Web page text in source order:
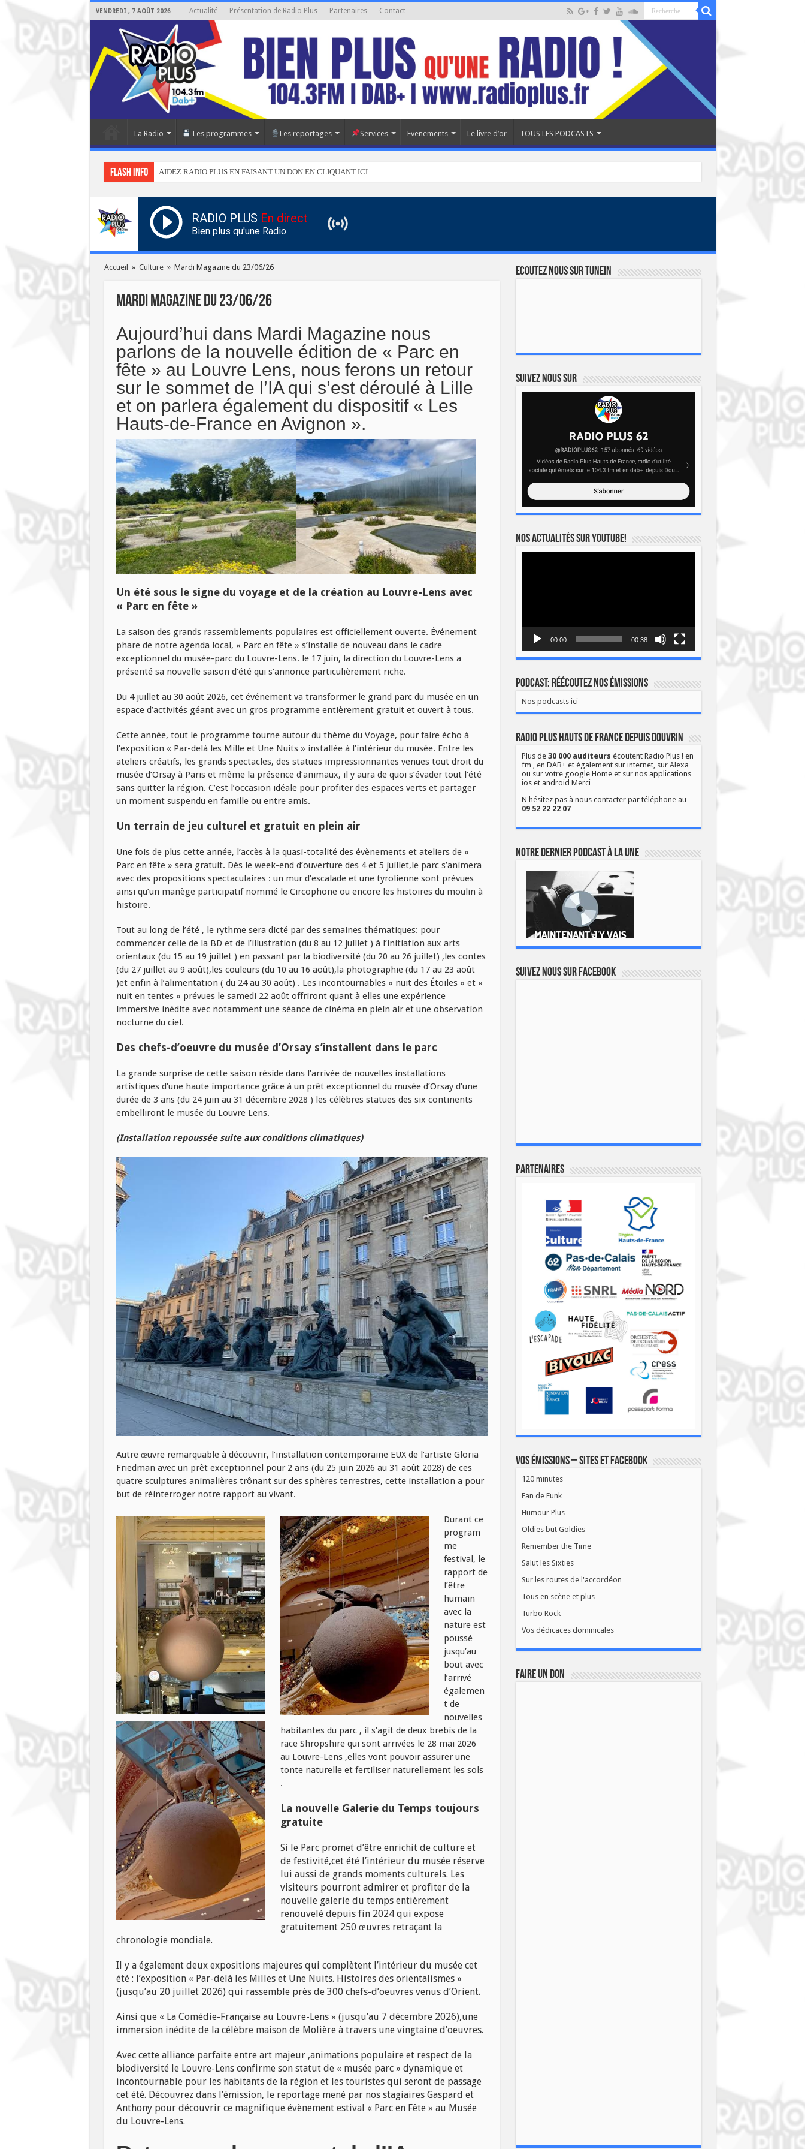
VENDREDI , 7 AOÛT 2026 Actualité Présentation de Radio Plus Partenaires Contact
La Radio Les programmes Les reportages Services Evenements Le livre d’or TOUS LES PODCASTS
Flash info AIDEZ RADIO PLUS EN FAISANT UN DON EN CLIQUANT ICI
RADIO PLUS En direct
Bien plus qu'une Radio
Accueil » Culture » Mardi Magazine du 23/06/26
Mardi Magazine du 23/06/26
Aujourd’hui dans Mardi Magazine nous
parlons de la nouvelle édition de « Parc en
fête » au Louvre Lens, nous ferons un retour
sur le sommet de l’IA qui s’est déroulé à Lille
et on parlera également du dispositif « Les
Hauts-de-France en Avignon ».
Un été sous le signe du voyage et de la création au Louvre-Lens avec
« Parc en fête »
La saison des grands rassemblements populaires est officiellement ouverte. Événement
phare de notre agenda local, « Parc en fête » s’installe de nouveau dans le cadre
exceptionnel du musée-parc du Louvre-Lens. le 17 juin, la direction du Louvre-Lens a
présenté sa nouvelle saison d’été qui s’annonce particulièrement riche.
Du 4 juillet au 30 août 2026, cet événement va transformer le grand parc du musée en un
espace d’activités géant avec un gros programme entièrement gratuit et ouvert à tous.
Cette année, tout le programme tourne autour du thème du Voyage, pour faire écho à
l’exposition « Par-delà les Mille et Une Nuits » installée à l’intérieur du musée. Entre les
ateliers créatifs, les grands spectacles, des statues impressionnantes venues tout droit du
musée d’Orsay à Paris et même la présence d’animaux, il y aura de quoi s’évader tout l’été
sans quitter la région. C’est l’occasion idéale pour profiter des espaces verts et partager
un moment suspendu en famille ou entre amis.
Un terrain de jeu culturel et gratuit en plein air
Une fois de plus cette année, l’accès à la quasi-totalité des évènements et ateliers de «
Parc en fête » sera gratuit. Dès le week-end d’ouverture des 4 et 5 juillet,le parc s’animera
avec des propositions spectaculaires : un mur d’escalade et une tyrolienne sont prévues
ainsi qu’un manège participatif nommé le Circophone ou encore les histoires du moulin à
histoire.
Tout au long de l’été , le rythme sera dicté par des semaines thématiques: pour
commencer celle de la BD et de l’illustration (du 8 au 12 juillet ) à l’initiation aux arts
orientaux (du 15 au 19 juillet ) en passant par la biodiversité (du 20 au 26 juillet) ,les contes
(du 27 juillet au 9 août),les couleurs (du 10 au 16 août),la photographie (du 17 au 23 août
)et enfin à l’alimentation ( du 24 au 30 août) . Les incontournables « nuit des Étoiles » et «
nuit en tentes » prévues le samedi 22 août offriront quant à elles une expérience
immersive inédite avec notamment une séance de cinéma en plein air et une observation
nocturne du ciel.
Des chefs-d’oeuvre du musée d’Orsay s’installent dans le parc
La grande surprise de cette saison réside dans l’arrivée de nouvelles installations
artistiques d’une haute importance grâce à un prêt exceptionnel du musée d’Orsay d’une
durée de 3 ans (du 24 juin au 31 décembre 2028 ) les célèbres statues des six continents
embelliront le musée du Louvre Lens.
(Installation repoussée suite aux conditions climatiques)
Autre œuvre remarquable à découvrir, l’installation contemporaine EUX de l’artiste Gloria
Friedman avec un prêt exceptionnel pour 2 ans (du 25 juin 2026 au 31 août 2028) de ces
quatre sculptures animalières trônant sur des sphères terrestres, cette installation a pour
but de réinterroger notre rapport au vivant.
Durant ce
program
me
festival, le
rapport de
l’être
humain
avec la
nature est
poussé
jusqu’au
bout avec
l’arrivé
égalemen
t de
nouvelles
habitantes du parc , il s’agit de deux brebis de la
race Shropshire qui sont arrivées le 28 mai 2026
au Louvre-Lens ,elles vont pouvoir assurer une
tonte naturelle et fertiliser naturellement les sols
.
La nouvelle Galerie du Temps toujours
gratuite
Si le Parc promet d’être enrichit de culture et
de festivité,cet été l’intérieur du musée réserve
lui aussi de grands moments culturels. Les
visiteurs pourront admirer et profiter de la
nouvelle galerie du temps entièrement
renouvelé depuis fin 2024 qui expose
gratuitement 250 œuvres retraçant la
chronologie mondiale.
Il y a également deux expositions majeures qui complètent l’intérieur du musée cet
été : l’exposition « Par-delà les Milles et Une Nuits. Histoires des orientalismes »
(jusqu’au 20 juillet 2026) qui rassemble près de 300 chefs-d’oeuvres venus d’Orient.
Ainsi que « La Comédie-Française au Louvre-Lens » (jusqu’au 7 décembre 2026),une
immersion inédite de la célèbre maison de Molière à travers une vingtaine d’oeuvres.
Avec cette alliance parfaite entre art majeur ,animations populaire et respect de la
biodiversité le Louvre-Lens confirme son statut de « musée parc » dynamique et
incontournable pour les habitants de la région et les touristes qui seront de passage
cet été. Découvrez dans l’émission, le reportage mené par nos stagiaires Gaspard et
Anthony pour découvrir ce magnifique évènement estival « Parc en Fête » au Musée
du Louvre-Lens.
Ecoutez nous sur TuneIn
Suivez nous sur
Nos actualités sur YOUTUBE!
00:00 00:38
Podcast: Réécoutez nos émissions
Nos podcasts ici
Radio Plus Hauts de France depuis Douvrin
Plus de 30 000 auditeurs écoutent Radio Plus ! en
fm , en DAB+ et également sur internet, sur Alexa
ou sur votre google Home et sur nos applications
ios et android Merci
N'hésitez pas à nous contacter par téléphone au
09 52 22 22 07
Notre dernier podcast à la une
Suivez nous sur Facebook
Partenaires
Vos émissions – Sites et Facebook
120 minutes
Fan de Funk
Humour Plus
Oldies but Goldies
Remember the Time
Salut les Sixties
Sur les routes de l'accordéon
Tous en scène et plus
Turbo Rock
Vos dédicaces dominicales
FAIRE UN DON